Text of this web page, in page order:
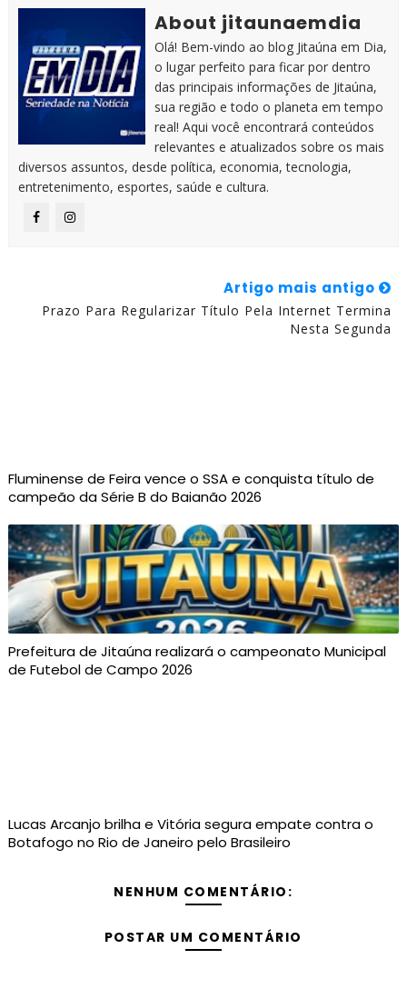
About jitaunaemdia
Olá! Bem-vindo ao blog Jitaúna em Dia,
o lugar perfeito para ficar por dentro
das principais informações de Jitaúna,
sua região e todo o planeta em tempo
real! Aqui você encontrará conteúdos
relevantes e atualizados sobre os mais
diversos assuntos, desde política, economia, tecnologia,
entretenimento, esportes, saúde e cultura.
Artigo mais antigo
Prazo Para Regularizar Título Pela Internet Termina
Nesta Segunda
Fluminense de Feira vence o SSA e conquista título de
campeão da Série B do Baianão 2026
Prefeitura de Jitaúna realizará o campeonato Municipal
de Futebol de Campo 2026
Lucas Arcanjo brilha e Vitória segura empate contra o
Botafogo no Rio de Janeiro pelo Brasileiro
NENHUM COMENTÁRIO:
POSTAR UM COMENTÁRIO